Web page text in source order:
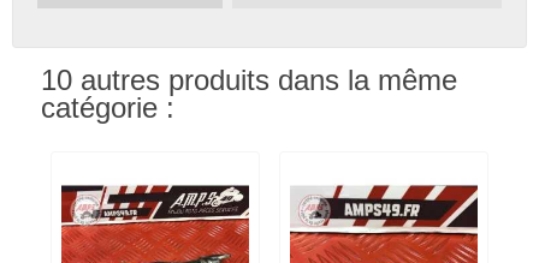
10 autres produits dans la même
catégorie :